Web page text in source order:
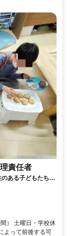
責任者
ある子どもたちの
のトレーニングサ
由
） 土曜日・学校休
よって前後する可